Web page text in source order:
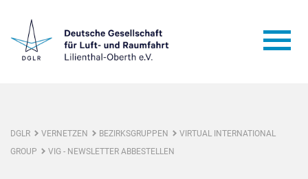
DGLR VERNETZEN BEZIRKSGRUPPEN
VIRTUAL INTERNATIONAL
GROUP
VIG - NEWSLETTER ABBESTELLEN